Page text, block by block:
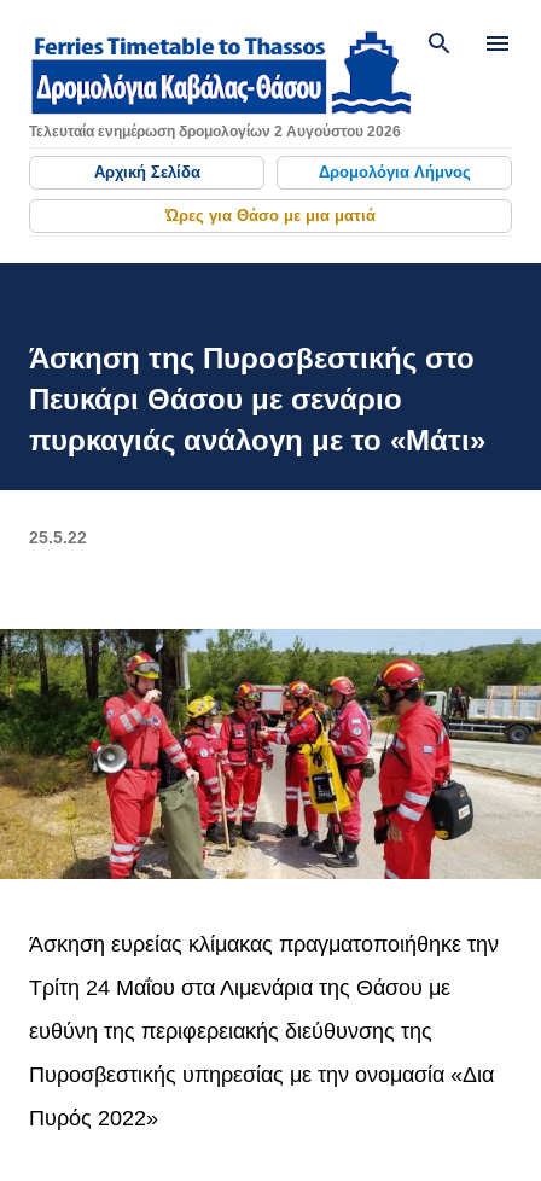
Μετάβαση στο κύριο περιεχόμενο
Τελευταία ενημέρωση δρομολογίων 2 Αυγούστου 2026
Αρχική Σελίδα Δρομολόγια Λήμνος
Ώρες για Θάσο με μια ματιά
Άσκηση της Πυροσβεστικής στο
Πευκάρι Θάσου με σενάριο
πυρκαγιάς ανάλογη με το «Μάτι»
25.5.22
Άσκηση ευρείας κλίμακας πραγματοποιήθηκε την
Τρίτη 24 Μαΐου στα Λιμενάρια της Θάσου με
ευθύνη της περιφερειακής διεύθυνσης της
Πυροσβεστικής υπηρεσίας με την ονομασία «Δια
Πυρός 2022»